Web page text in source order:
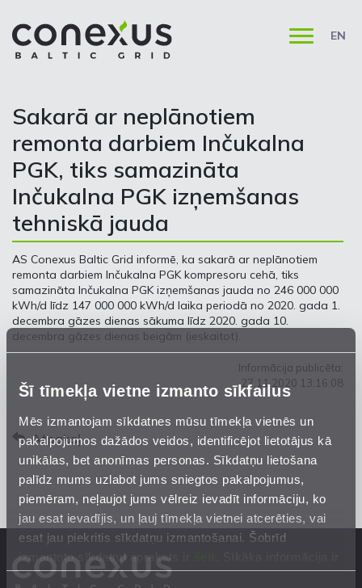
Šī tīmekļa vietne izmanto sīkfailus
Mēs izmantojam sīkdatnes mūsu tīmekļa vietnēs un
pakalpojumos dažādos veidos, identificējot lietotājus kā
unikālas, bet anonīmas personas. Sīkdatņu lietošana
palīdz mums uzlabot jums sniegtos pakalpojumus,
piemēram, neļaujot jums vēlreiz ievadīt informāciju, ko
jau esat ievadījis, un ļauj tīmekļa vietnei atcerēties, vai
esat jau piekritis sīkdatņu izmantošanai. Šobrīd
izmantoto sīkdatņu apraksts ir
mūsuPrivātuma atrunā.
EN
Sakarā ar neplānotiem
remonta darbiem Inčukalna
PGK, tiks samazināta
Inčukalna PGK izņemšanas
tehniskā jauda
AS Conexus Baltic Grid informē, ka sakarā ar neplānotiem
remonta darbiem Inčukalna PGK kompresoru cehā, tiks
samazināta Inčukalna PGK izņemšanas jauda no 246 000 000
kWh/d līdz 147 000 000 kWh/d laika periodā no 2020. gada 1.
decembra gāzes dienas sākuma līdz 2020. gada 10.
decembra gāzes dienas beigām (ieskaitot).
Informācija publicēta:
27.11.2020 13:16:08
Atpakaļ